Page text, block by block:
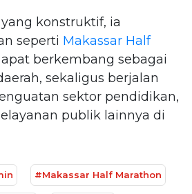
konstruktif, ia
seperti Makassar Half
berkembang sebagai
sekaligus berjalan
sektor pendidikan,
publik lainnya di
#Makassar Half Marathon